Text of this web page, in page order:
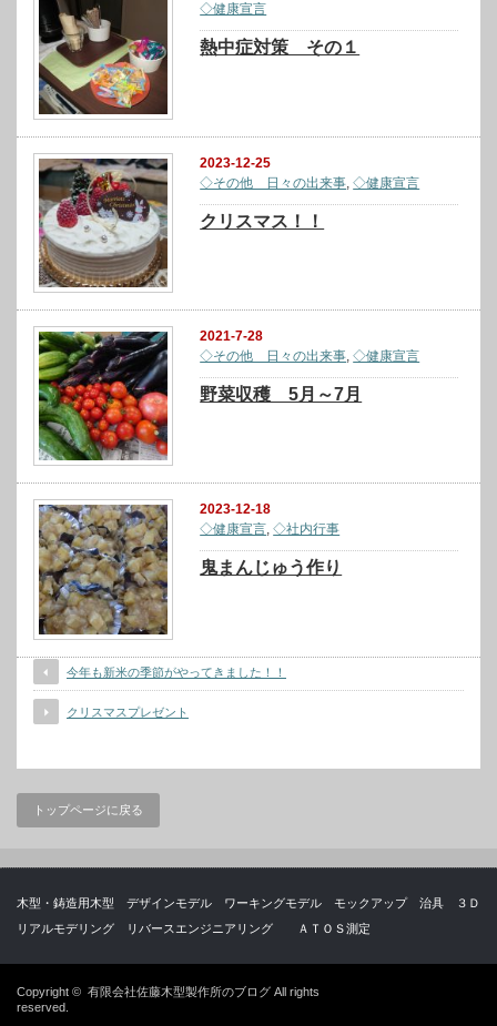
◇健康宣言
熱中症対策 その１
2023-12-25
◇その他 日々の出来事 ,◇健康宣言
クリスマス！！
2021-7-28
◇その他 日々の出来事,◇健康宣言
野菜収穫 5月～7月
2023-12-18
◇健康宣言,◇社内行事
鬼まんじゅう作り
今年も新米の季節がやってきました！！
クリスマスプレゼント
トップページに戻る
木型・鋳造用木型 デザインモデル ワーキングモデル モックアップ 治具 ３Ｄ
リアルモデリング リバースエンジニアリング ＡＴＯＳ測定
Copyright © 有限会社佐藤木型製作所のブログ All rights
reserved.